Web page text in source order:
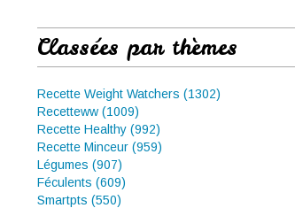
Classées par thèmes
Recette Weight Watchers (1302)
Recetteww (1009)
Recette Healthy (992)
Recette Minceur (959)
Légumes (907)
Féculents (609)
Smartpts (550)